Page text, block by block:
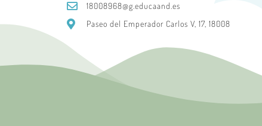
18008968@g.educaand.es
Paseo del Emperador Carlos V, 17, 18008